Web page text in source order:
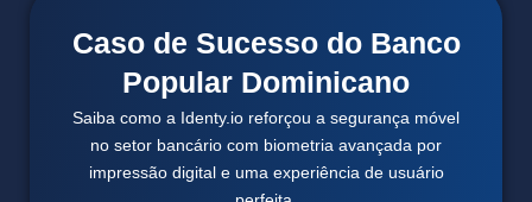
Caso de Sucesso do Banco
Popular Dominicano
Saiba como a Identy.io reforçou a segurança móvel
no setor bancário com biometria avançada por
impressão digital e uma experiência de usuário